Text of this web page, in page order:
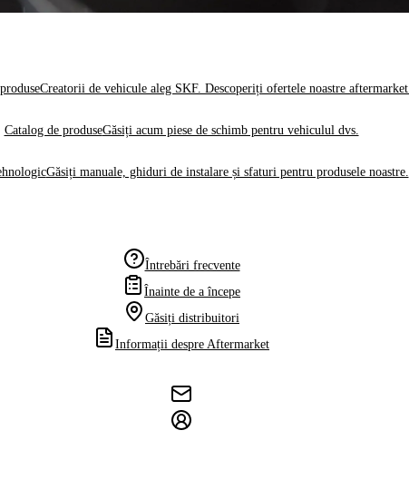
Creatorii de vehicule aleg SKF. Descoperiți ofertele noastre aftermarket.
Catalog de produseGăsiți acum piese de schimb pentru vehiculul dvs.
Găsiți manuale, ghiduri de instalare și sfaturi pentru produsele noastre.
Întrebări frecvente
Înainte de a începe
Găsiți distribuitori
Informații despre Aftermarket